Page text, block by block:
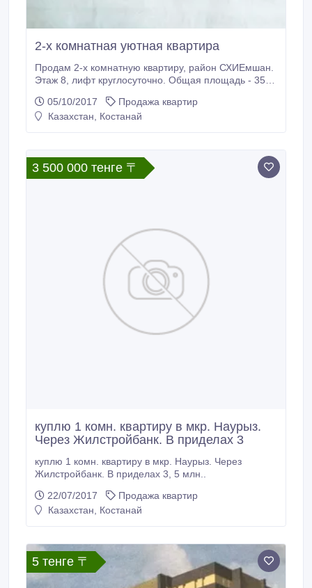
2-х комнатная уютная квартира
Продам 2-х комнатную квартиру, район СХИЕмшан.
Этаж 8, лифт круглосуточно. Общая площадь - 35
меблирована. Сан.узел совмещённый, утеплён,
душевая кабина, водонагреватель. Чистый подъезд,
(7, 51), поликлиники (2, 4, Жемчужина), магазины,
школы (23, 18).
05/10/2017
Продажа квартир
Казахстан, Костанай
3 500 000 тенге 〒
куплю 1 комн. квартиру в мкр. Наурыз.
Через Жилстройбанк. В приделах 3
куплю 1 комн. квартиру в мкр. Наурыз. Через
Жилстройбанк. В приделах 3, 5 млн..
22/07/2017
Продажа квартир
Казахстан, Костанай
5 тенге 〒